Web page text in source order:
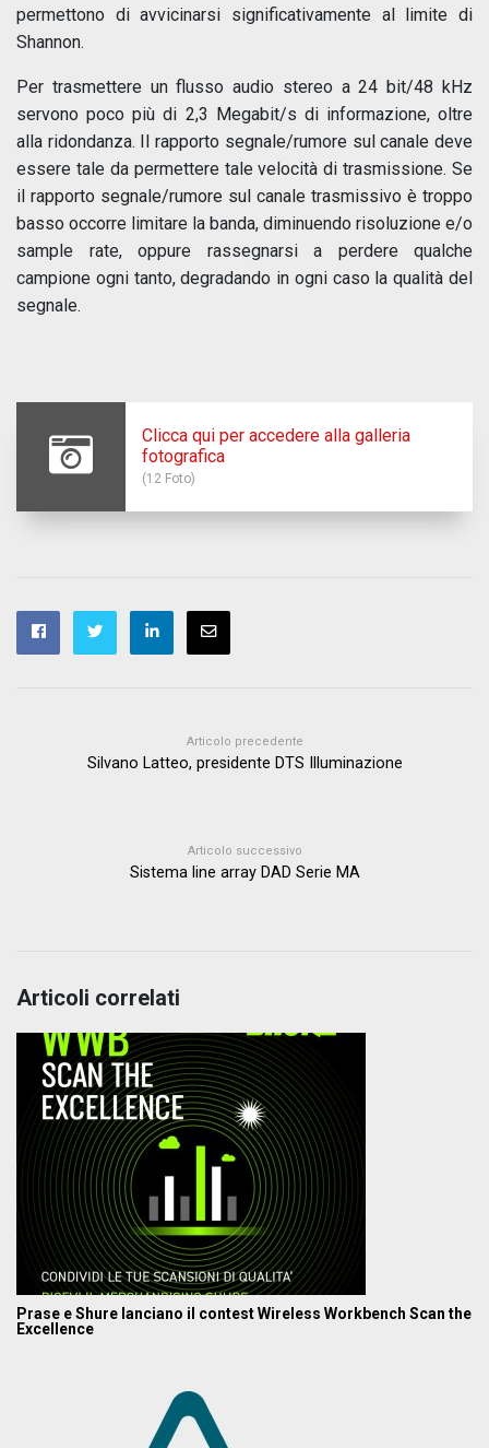
permettono di avvicinarsi significativamente al limite di
Shannon.
Per trasmettere un flusso audio stereo a 24 bit/48 kHz
servono poco più di 2,3 Megabit/s di informazione, oltre
alla ridondanza. Il rapporto segnale/rumore sul canale deve
essere tale da permettere tale velocità di trasmissione. Se
il rapporto segnale/rumore sul canale trasmissivo è troppo
basso occorre limitare la banda, diminuendo risoluzione e/o
sample rate, oppure rassegnarsi a perdere qualche
campione ogni tanto, degradando in ogni caso la qualità del
segnale.
Clicca qui per accedere alla galleria
fotografica
(12 Foto)
Articolo precedente
Silvano Latteo, presidente DTS Illuminazione
Articolo successivo
Sistema line array DAD Serie MA
Articoli correlati
Prase e Shure lanciano il contest Wireless Workbench Scan the
Excellence